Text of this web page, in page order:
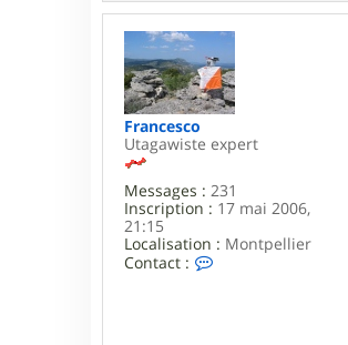
t
a
t
e
r
a
d
d
c
t
Francesco
Utagawiste expert
Messages : 231
Inscription : 17 mai 2006,
21:15
Localisation : Montpellier
Contact :